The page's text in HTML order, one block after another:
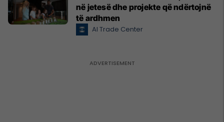
në jetesë dhe projekte që ndërtojnë
të ardhmen
Al Trade Center